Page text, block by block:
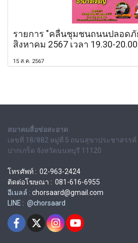
รายการ "คลื่นชุมชนถนนปลอด
สิงหาคม 2567 เวลา 19.30-
15 ส.ค. 2567
สมาคมสื่อช่อสะอาด
เลขที่ 18/882 หมู่ที่ 5 ถนนสุขาประชาสรรค์
ปากเกร็ด จังหวัดนนทบุรี 11120
โทรศัพท์ : 02-963-2424
ติดต่อโฆษณา : 081-616-6955
อีเมลล์ : chorsaard@gmail.com
LINE : @chorsaard